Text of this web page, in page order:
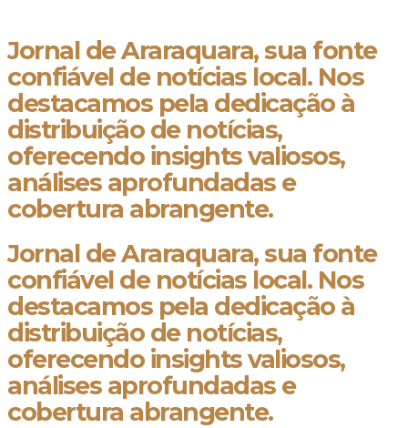
Jornal de Araraquara, sua fonte
confiável de notícias local. Nos
destacamos pela dedicação à
distribuição de notícias,
oferecendo insights valiosos,
análises aprofundadas e
cobertura abrangente.
Jornal de Araraquara, sua fonte
confiável de notícias local. Nos
destacamos pela dedicação à
distribuição de notícias,
oferecendo insights valiosos,
análises aprofundadas e
cobertura abrangente.